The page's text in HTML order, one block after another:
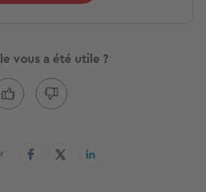
vous a été utile ?